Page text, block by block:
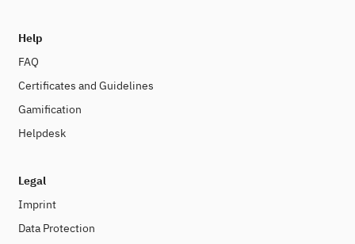
Help
FAQ
Certificates and Guidelines
Gamification
Helpdesk
Legal
Imprint
Data Protection